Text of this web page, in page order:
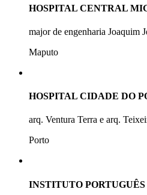
HOSPITAL CENTRAL
major de engenharia Joaquim
Maputo
HOSPITAL CIDADE DO
arq. Ventura Terra e arq.
Porto
INSTITUTO